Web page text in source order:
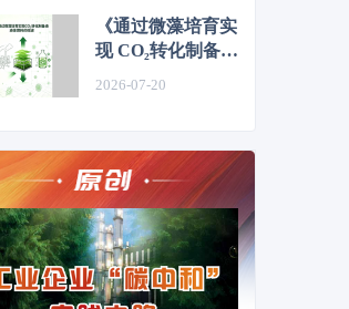
《通过微藻培育实
现 CO₂转化制备液
2026-07-20